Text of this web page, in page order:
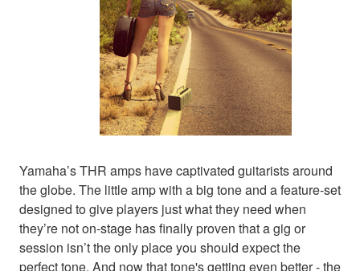
Yamaha’s THR amps have captivated guitarists around
the globe. The little amp with a big tone and a feature-set
designed to give players just what they need when
they’re not on-stage has finally proven that a gig or
session isn’t the only place you should expect the
perfect tone. And now that tone's getting even better - the